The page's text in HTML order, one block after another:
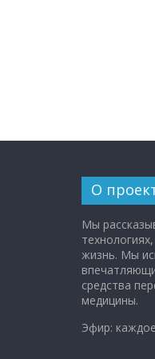
О
Мы
жизнь. Мы
средства
медицины.
Эфир: